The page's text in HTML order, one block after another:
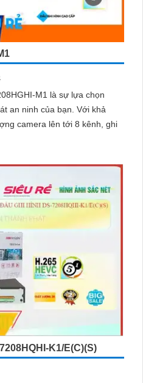
M1 là sự lựa chọn
của bạn. Với khả
camera lên tới 8 kênh, ghi
K1/E(C)(S)